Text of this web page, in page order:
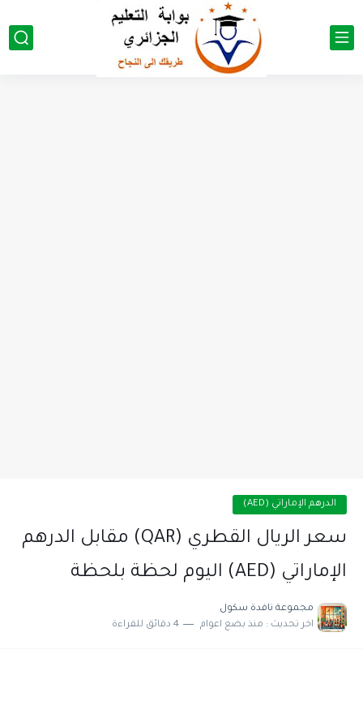
الدرهم الإماراتي (AED)
سعر الريال القطري (QAR) مقابل الدرهم
الإماراتي (AED) اليوم لحظة بلحظة
مجموعة نافدة سكول
اخر تحديث : منذ بضع اعوام 4 دقائق للقراءة